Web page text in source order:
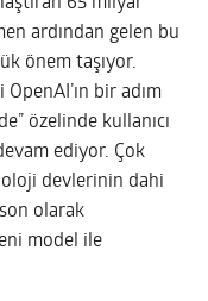
ardından gelen bu
önem taşıyor.
bir adım
özelinde kullanıcı
ediyor. Çok
devlerinin dahi
olarak
model ile